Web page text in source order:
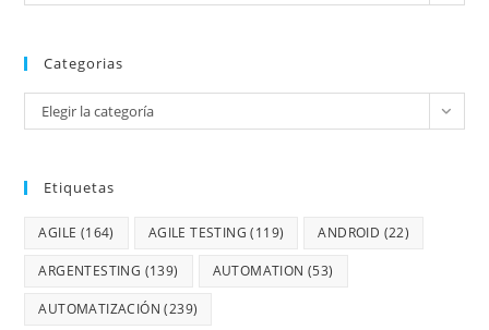
Categorias
Elegir la categoría
Etiquetas
AGILE (164) AGILE TESTING (119) ANDROID (22)
ARGENTESTING (139) AUTOMATION (53)
AUTOMATIZACIÓN (239)